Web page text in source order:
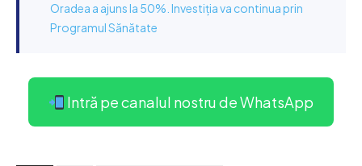
Oradea a ajuns la 50%. Investiția va continua prin
Programul Sănătate
Intră pe canalul nostru de WhatsApp